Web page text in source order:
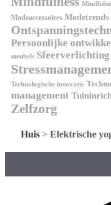
Modeaccessoires Modetrends
Persoonlijke
meubels Sfeerverlichting
Technologische innovatie
management
Zelfzorg
Huis > Elektrische